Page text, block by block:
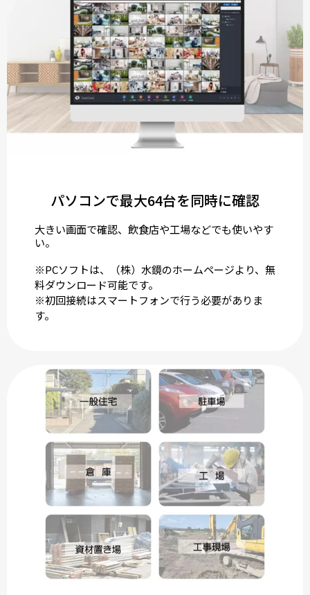
パソコンで最大64台を同時に確認
大きい画面で確認、飲食店や工場などでも使いやす
い。
※PCソフトは、（株）水鏡のホームページより、無
料ダウンロード可能です。
※初回接続はスマートフォンで行う必要がありま
す。